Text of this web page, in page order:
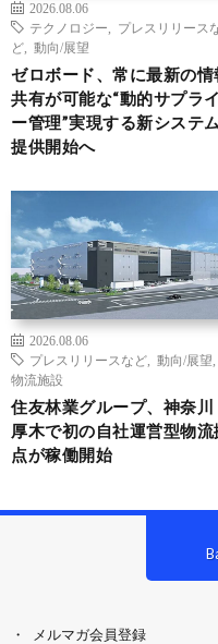
2026.08.06
テクノロジー
プレスリリース
ど
動向/展望
ゼロボード、常に最新の情
共有が可能な“動的サプラ
ー管理”実現する新システ
提供開始へ
2026.08.06
プレスリリースなど
動向/展望
物流施設
住友林業グループ、神奈川
厚木で初の自社運営型物流
点が稼働開始
メルマガ会員登録